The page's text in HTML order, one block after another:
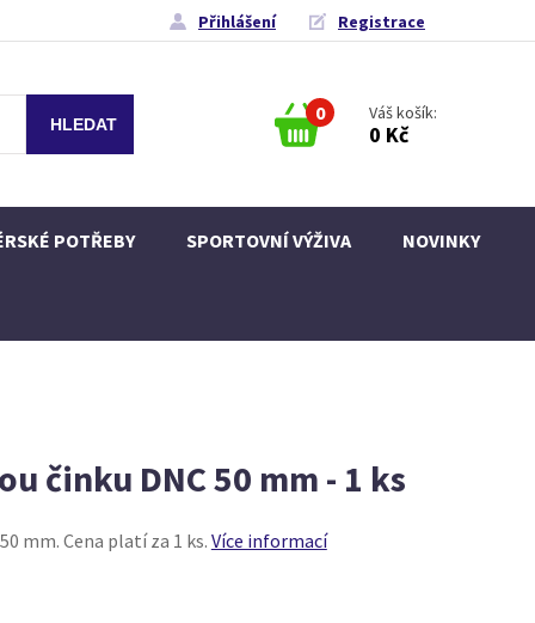
Přihlášení Registrace
0 Váš košík:
0 Kč
POTŘEBY SPORTOVNÍ VÝŽIVA NOVINKY
činku DNC 50 mm - 1 ks
mm. Cena platí za 1 ks. Více informací